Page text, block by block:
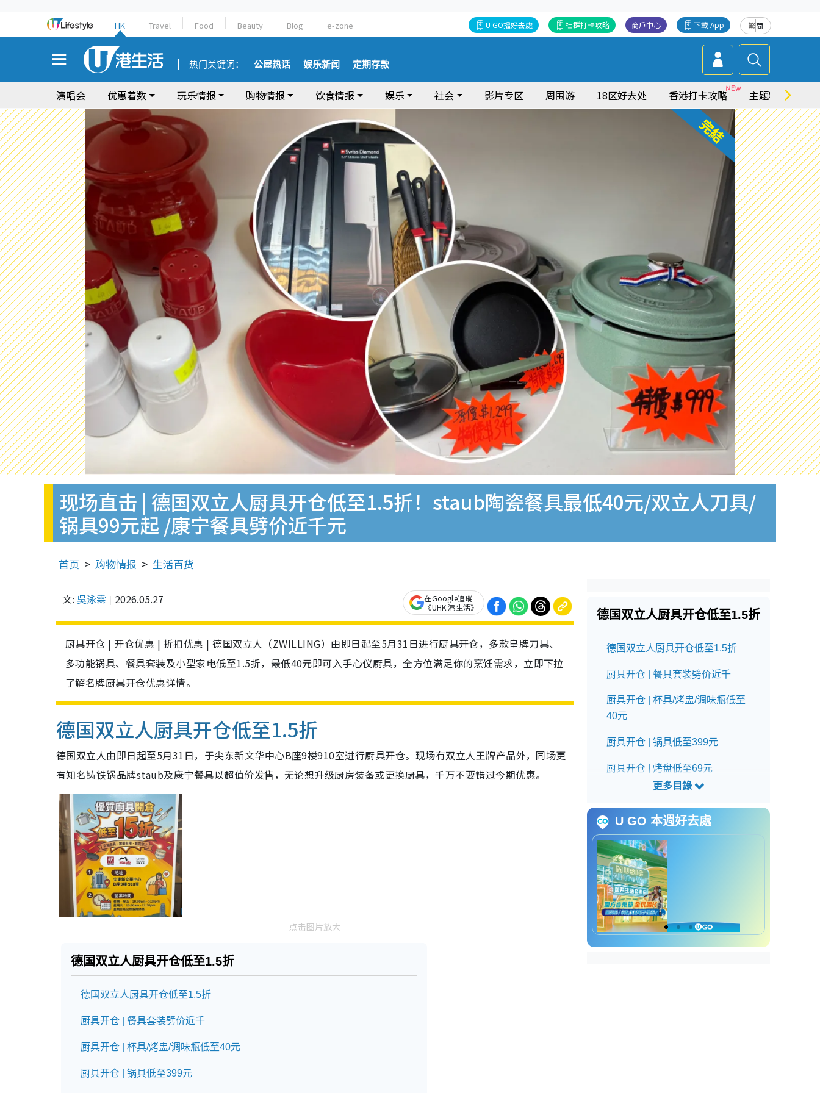
HK Travel Food Beauty Blog e-zone 繁简
下載 App
商戶中心
社群打卡攻略
U GO搵好去處
热门关键词： 公屋热话 娱乐新闻 定期存款
演唱会 优惠着数 玩乐情报 购物情报 饮食情报 娱乐 社会 影片专区 周围游 18区好去处 香港打卡攻略 主题特集
现场直击 | 德国双立人厨具开仓低至1.5折！staub陶瓷餐具最低40元/双立人刀具/
锅具99元起 /康宁餐具劈价近千元
首页 购物情报 生活百货
文: 吳泳霖 2026.05.27
在Google追蹤
《UHK 港生活》
厨具开仓 | 开仓优惠 | 折扣优惠 | 德国双立人（ZWILLING）由即日起至5月31日进行厨具开仓，多款皇牌刀具、
多功能锅具、餐具套装及小型家电低至1.5折，最低40元即可入手心仪厨具，全方位满足你的烹饪需求，立即下拉
了解名牌厨具开仓优惠详情。
德国双立人厨具开仓低至1.5折
德国双立人由即日起至5月31日，于尖东新文华中心B座9楼910室进行厨具开仓。现场有双立人王牌产品外，同场更
有知名铸铁锅品牌staub及康宁餐具以超值价发售，无论想升级厨房装备或更换厨具，千万不要错过今期优惠。
点击图片放大
德国双立人厨具开仓低至1.5折
德国双立人厨具开仓低至1.5折
厨具开仓 | 餐具套装劈价近千
厨具开仓 | 杯具/烤盅/调味瓶低至40元
厨具开仓 | 锅具低至399元
德国双立人厨具开仓低至1.5折
德国双立人厨具开仓低至1.5折
厨具开仓 | 餐具套装劈价近千
厨具开仓 | 杯具/烤盅/调味瓶低至
40元
厨具开仓 | 锅具低至399元
厨具开仓 | 烤盘低至69元
厨具开仓 | 小型家电低至199元
德国双立人厨具开仓详情
U GO 本週好去處